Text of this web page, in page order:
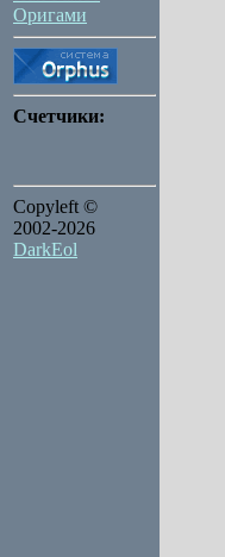
Оригами
Счетчики:
Copyleft ©
2002-2026
DarkEol